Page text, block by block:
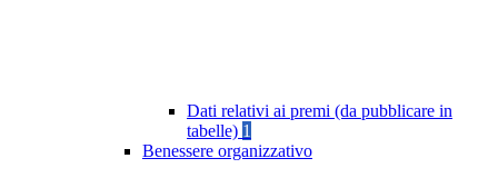
Dati relativi ai premi (da pubblicare in
tabelle) 1
Benessere organizzativo